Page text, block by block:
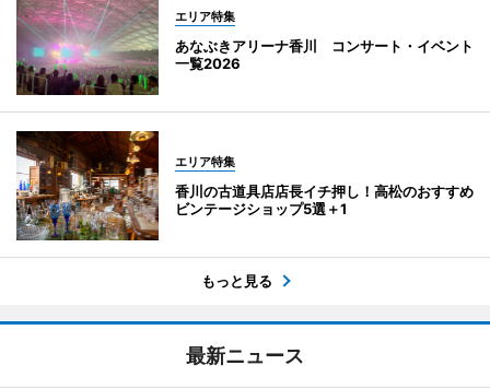
エリア特集
あなぶきアリーナ香川 コンサート・イベント
一覧2026
エリア特集
香川の古道具店店長イチ押し！高松のおすすめ
ビンテージショップ5選＋1
もっと見る
最新ニュース